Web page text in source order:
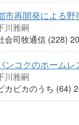
市再開発による
川雅嗣
会司牧通信 (228)
ンコクのホーム
川雅嗣
カピカのうち (64)